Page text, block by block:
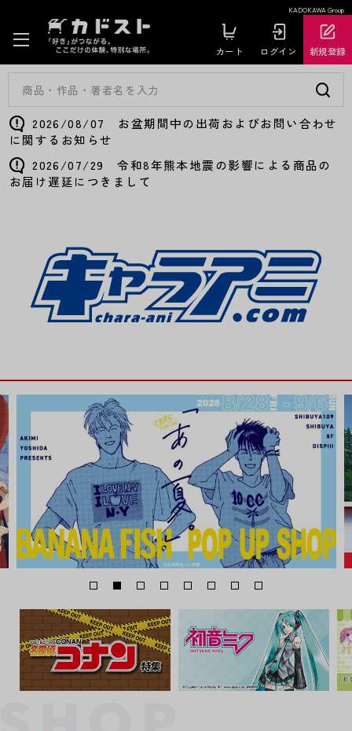
KADOKAWA Group
カート ログイン 新規登録
2026/08/07 お盆期間中の出荷およびお問い合わせ
に関するお知らせ
2026/07/29 令和8年熊本地震の影響による商品の
お届け遅延につきまして